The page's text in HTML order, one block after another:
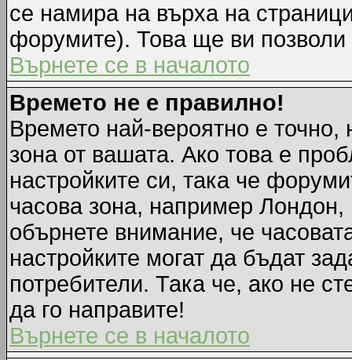
се намира на върха на
форумите). Това ще ви позволи
Върнете се в началото
Времето не е правилно!
Времето най-вероятно е точно,
зона от вашата. Ако това е
настройките си, така че
часова зона, например
обърнете внимание, че
настройките могат да бъдат
потребители. Така че, ако не
да го направите!
Върнете се в началото